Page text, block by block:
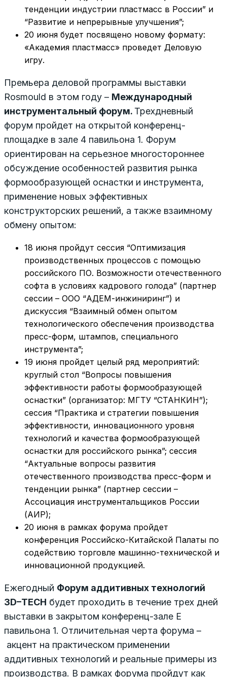
тенденции индустрии пластмасс в России” и
“Развитие и непрерывные улучшения”;
20 июня будет посвящено новому формату:
«Академия пластмасс» проведет Деловую
игру.
Премьера деловой программы выставки
Rosmould в этом году – Международный
инструментальный форум. Трехдневный
форум пройдет на открытой конференц-
площадке в зале 4 павильона 1. Форум
ориентирован на серьезное многостороннее
обсуждение особенностей развития рынка
формообразующей оснастки и инструмента,
применение новых эффективных
конструкторских решений, а также взаимному
обмену опытом:
18 июня пройдут сессия “Оптимизация
производственных процессов с помощью
российского ПО. Возможности отечественного
софта в условиях кадрового голода” (партнер
сессии – ООО “АДЕМ-инжиниринг”) и
дискуссия “Взаимный обмен опытом
технологического обеспечения производства
пресс-форм, штампов, специального
инструмента”;
19 июня пройдет целый ряд мероприятий:
круглый стол “Вопросы повышения
эффективности работы формообразующей
оснастки” (организатор: МГТУ “СТАНКИН”);
сессия “Практика и стратегии повышения
эффективности, инновационного уровня
технологий и качества формообразующей
оснастки для российского рынка”; сессия
“Актуальные вопросы развития
отечественного производства пресс-форм и
тенденции рынка” (партнер сессии –
Ассоциация инструментальщиков России
(АИР);
20 июня в рамках форума пройдет
конференция Российско-Китайской Палаты по
содействию торговле машинно-технической и
инновационной продукцией.
Ежегодный Форум аддитивных технологий
3D–TECH будет проходить в течение трех дней
выставки в закрытом конференц-зале Е
павильона 1. Отличительная черта форума –
акцент на практическом применении
аддитивных технологий и реальные примеры из
производства. В рамках форума пройдут как